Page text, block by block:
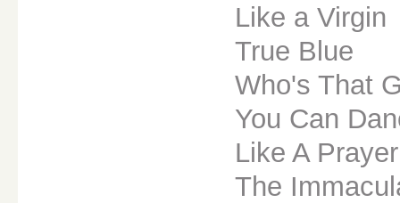
Like a Virgin
True Blue
Who's That
You Can
Like A Prayer
The